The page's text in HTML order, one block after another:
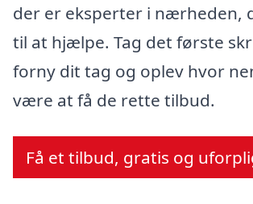
der er eksperter i nærheden,
til at hjælpe. Tag det første
forny dit tag og oplev hvor
være at få de rette tilbud.
Få et tilbud, gratis og